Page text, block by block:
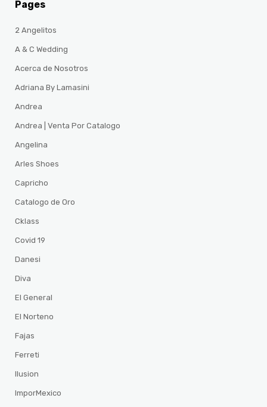
Pages
2 Angelitos
A & C Wedding
Acerca de Nosotros
Adriana By Lamasini
Andrea
Andrea | Venta Por Catalogo
Angelina
Arles Shoes
Capricho
Catalogo de Oro
Cklass
Covid 19
Danesi
Diva
El General
El Norteno
Fajas
Ferreti
Ilusion
ImporMexico